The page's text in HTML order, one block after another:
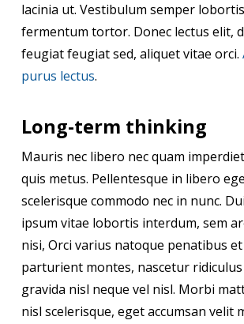
lacinia ut. Vestibulum semper
fermentum tortor. Donec lectus elit,
feugiat feugiat sed, aliquet vitae orci.
purus lectus.
Long-term thinking
Mauris nec libero nec quam
quis metus. Pellentesque in libero
scelerisque commodo nec in nunc.
ipsum vitae lobortis interdum, sem
nisi, Orci varius natoque penatibus
parturient montes, nascetur
gravida nisl neque vel nisl. Morbi
nisl scelerisque, eget accumsan velit